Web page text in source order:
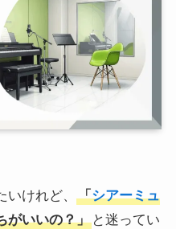
けれど、 「シアーミュ
がいいの？」と迷ってい